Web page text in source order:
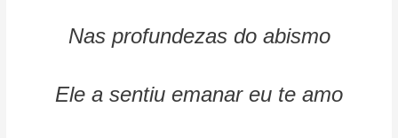
Nas profundezas do abismo
Ele a sentiu emanar eu te amo